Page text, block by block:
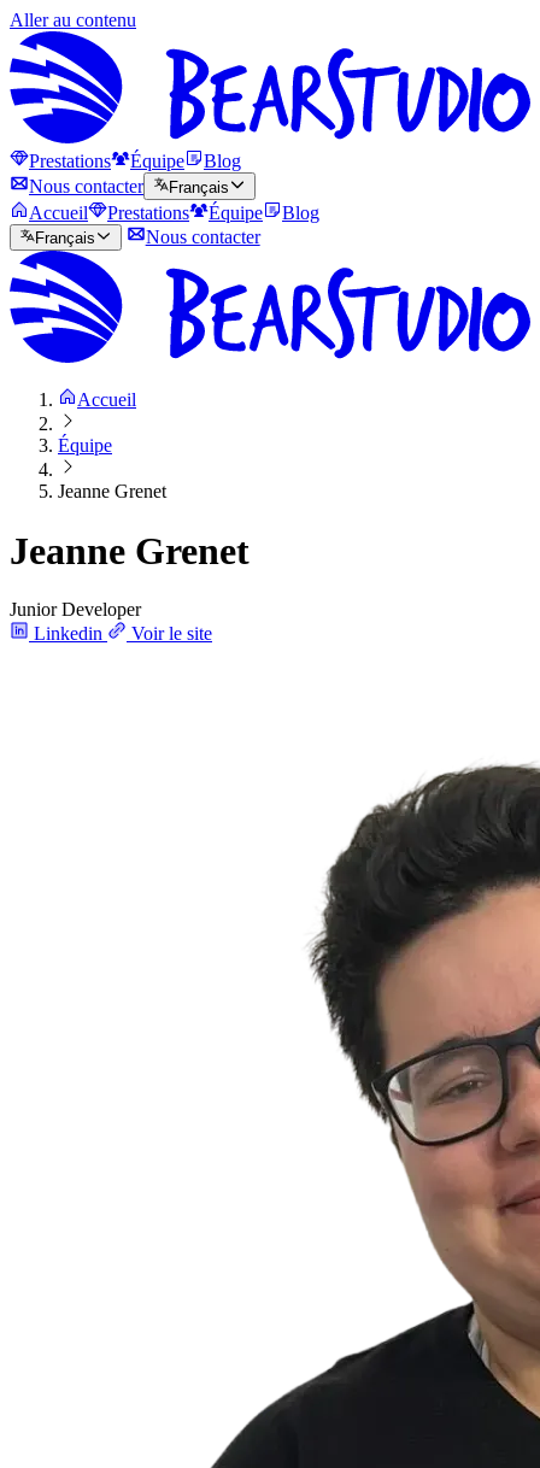
Aller au contenu
Prestations Équipe
Blog
Nous contacter
Français
Accueil Prestations Équipe Blog
Français Nous contacter
Accueil
Équipe
Jeanne Grenet
Jeanne Grenet
Junior Developer
Linkedin
Voir le site